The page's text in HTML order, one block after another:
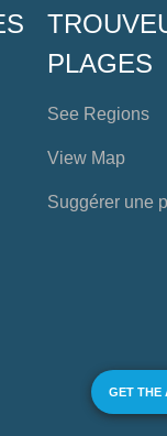
PLAGES
See Regions
View Map
Suggérer une
GET THE